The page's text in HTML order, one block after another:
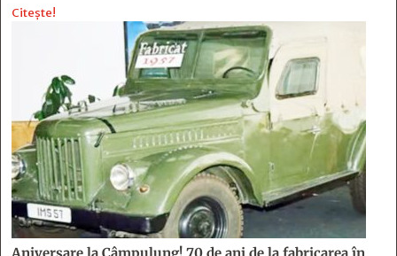
Citește!